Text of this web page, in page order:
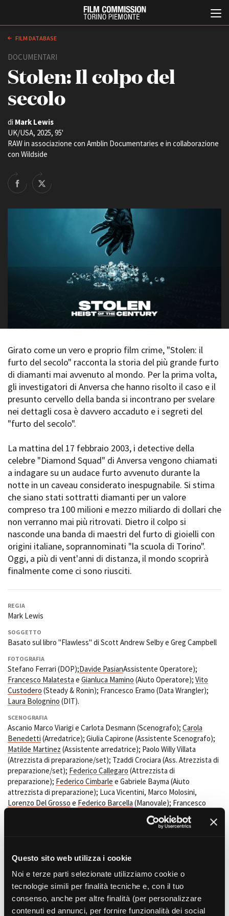
Questo sito web utilizza i cookie
Noi e terze parti selezionate utilizziamo cookie o
tecnologie simili per finalità tecniche e, con il tuo
consenso, anche per altre finalità (per personalizzare
contenuti ed annunci, per fornire funzionalità dei social
Chi siamo
Storia della Fondazione
Location scouting
Spazi nella sede FCTP
Sala Casting
Sala Paolo Tenna
FILM FUNDS
Piemonte Film Tv Fund
Piemonte Doc Film Fund
Short Film Fund
PRODUCTION GUIDE
Società di produzione
Strutture di servizio
Professionisti
Attrici-Attori
Beginners
LOCATION GUIDE
CASTING
Avenue Cove - Erasmus +
Guarda che storia!
La Grazia - Immagini e
location della Torino di Paolo
Sorrentino
Open Day
Ciak in TOur!
FESTIVAL, MARKETS,
AWARDS
Berlinale Internationalen
Filmfestspiele Berlin
Festival de Cannes
Biografilm Festival - Bio to B
Industry Days
Locarno Film Festival
Mostra Internazionale d’Arte
Festival
Festa del Cinema di Roma
Torino Film Festival
David di Donatello
Nastri d’Argento
Premio Solinas
STRUMENTI
Location - Accedi al tuo
profilo
Location - Nuovo utente
Newsletter
Lavora con noi
economia
Amministrazione trasparente
Bandi e gare
Contatti
Privacy
Cookie policy
Whistleblowing
Credits
FILM DATABASE
DOCUMENTARI
Stolen: Il colpo del
secolo
di Mark Lewis
UK/USA, 2025, 95'
RAW in associazione con Amblin Documentaries e in collaborazione
con Wildside
Girato come un vero e proprio film crime, "Stolen: il
furto del secolo" racconta la storia del più grande furto
di diamanti mai avvenuto al mondo. Per la prima volta,
gli investigatori di Anversa che hanno risolto il caso e il
presunto cervello della banda si incontrano per svelare
nei dettagli cosa è davvero accaduto e i segreti del
"furto del secolo".
La mattina del 17 febbraio 2003, i detective della
celebre "Diamond Squad" di Anversa vengono chiamati
a indagare su un audace furto avvenuto durante la
notte in un caveau considerato inespugnabile. Si stima
che siano stati sottratti diamanti per un valore
compreso tra 100 milioni e mezzo miliardo di dollari che
non verranno mai più ritrovati. Dietro il colpo si
nasconde una banda di maestri del furto di gioielli con
origini italiane, soprannominati "la scuola di Torino".
Oggi, a più di vent'anni di distanza, il mondo scoprirà
finalmente come ci sono riusciti.
REGIA
Mark Lewis
SOGGETTO
Basato sul libro "Flawless" di Scott Andrew Selby e Greg Campbell
FOTOGRAFIA
Stefano Ferrari (DOP);Davide PasianAssistente Operatore);
Francesco Malatesta e Gianluca Mamino (Aiuto Operatore); Vito
Custodero (Steady & Ronin); Francesco Eramo (Data Wrangler);
Laura Bolognino (DIT).
SCENOGRAFIA
Ascanio Marco Viarigi e Carlota Desmann (Scenografo); Carola
Benedetti (Arredatrice); Giulia Capirone (Assistente Scenografo);
Matilde Martinez (Assistente arredatrice); Paolo Willy Villata
(Atrezzista di preparazione/set); Tzaddi Crociara (Ass. Atrezzista di
preparazione/set); Federico Callegaro (Attrezzista di
preparazione); Federico Cimbarle e Gabriele Bayma (Aiuto
attrezzista di preparazione); Luca Vicentini, Marco Molosini,
Lorenzo Del Grosso e Federico Barcella (Manovale); Francesco
Serena GioiaePaola Fracchia(Truccatrice).
Francesco Palmero